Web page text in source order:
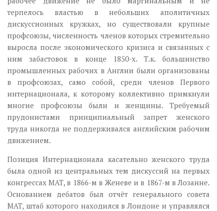
терпелось властью в небольших аполитичных
дискуссионных кружках, но существовали крупные
профсоюзы, численность членов которых стремительно
выросла после экономического кризиса и связанных с
ним забастовок в конце 1850-х. Т.к. большинство
промышленных рабочих в Англии были организованы
в профсоюзах, само собой, среди членов Первого
интернационала, к которому коллективно примкнули
многие профсоюзы были и женщины. Требуемый
прудонистами принципиальный запрет женского
труда никогда не поддерживался английским рабочим
движением.
Позиция Интернационала касательно женского труда
была одной из центральных тем дискуссий на первых
конгрессах МАТ, в 1866-м в Женеве и в 1867-м в Лозанне.
Основанием дебатов был отчёт генерального совета
МАТ, штаб которого находился в Лондоне и управлялся